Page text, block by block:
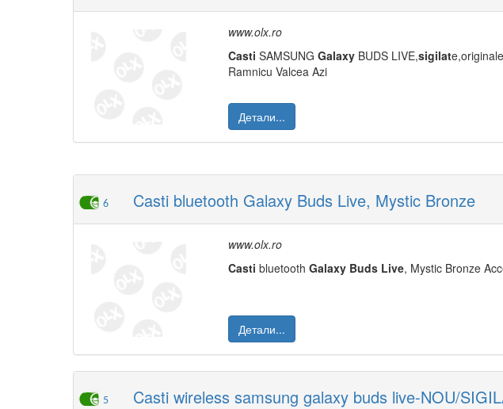
www.olx.ro
Casti SAMSUNG Galaxy BUDS LIVE,sigilat
Ramnicu Valcea Azi
Детали...
6 Casti bluetooth Galaxy Buds Live, Mystic Bronze
www.olx.ro
Casti bluetooth Galaxy Buds Live, Mystic Bronze
Детали...
5 Casti wireless samsung galaxy buds live-NOU/